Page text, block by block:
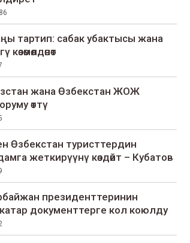
тартип: сабак убактысы жана
жана Өзбекстан ЖОЖ
өттү
Өзбекстан туристтердин
жеткирүүнү көздөйт – Кубатов
президенттеринин
катар документтерге кол коюлду